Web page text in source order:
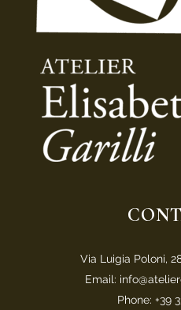
Via Luigia Poloni,
Email:
Phone: +39